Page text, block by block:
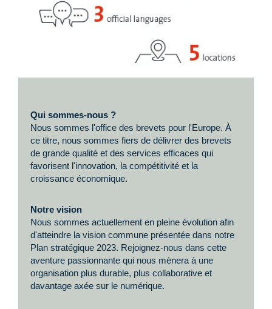
Qui sommes-nous ?
Nous sommes l'office des brevets pour l'Europe. À
ce titre, nous sommes fiers de délivrer des brevets
de grande qualité et des services efficaces qui
favorisent l'innovation, la compétitivité et la
croissance économique.
Notre vision
Nous sommes actuellement en pleine évolution afin
d'atteindre la vision commune présentée dans notre
Plan stratégique 2023. Rejoignez-nous dans cette
aventure passionnante qui nous mènera à une
organisation plus durable, plus collaborative et
davantage axée sur le numérique.